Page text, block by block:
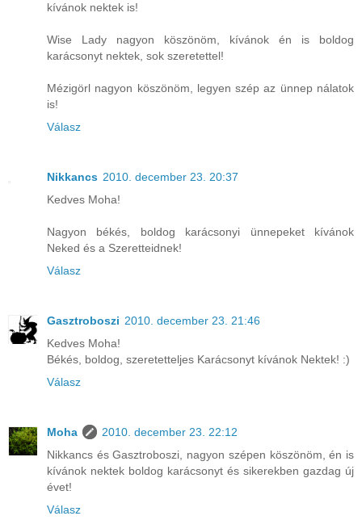
kívánok nektek is!
Wise Lady nagyon köszönöm, kívánok én is boldog
karácsonyt nektek, sok szeretettel!
Mézigörl nagyon köszönöm, legyen szép az ünnep nálatok
is!
Válasz
Nikkancs 2010. december 23. 20:37
Kedves Moha!
Nagyon békés, boldog karácsonyi ünnepeket kívánok
Neked és a Szeretteidnek!
Válasz
Gasztroboszi 2010. december 23. 21:46
Kedves Moha!
Békés, boldog, szeretetteljes Karácsonyt kívánok Nektek! :)
Válasz
Moha
2010. december 23. 22:12
Nikkancs és Gasztroboszi, nagyon szépen köszönöm, én is
kívánok nektek boldog karácsonyt és sikerekben gazdag új
évet!
Válasz